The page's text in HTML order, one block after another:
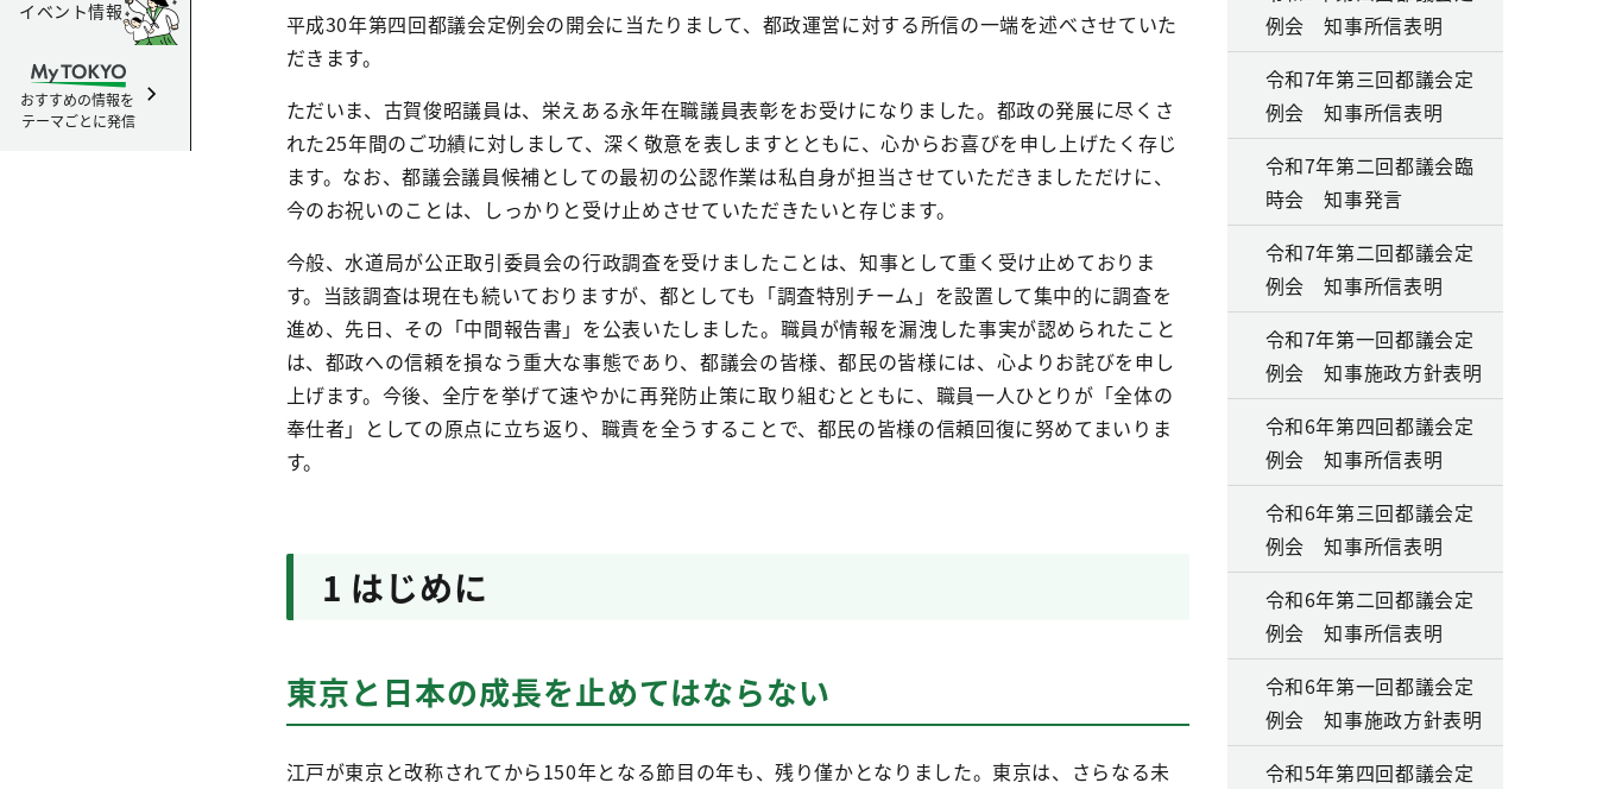
イベント情報
おすすめの情報を
テーマごとに発信
平成30年第四回都議会定例会の開会に当たりまして、都政運営に対する所信の一端を述べさせていた
だきます。
ただいま、古賀俊昭議員は、栄えある永年在職議員表彰をお受けになりました。都政の発展に尽くさ
れた25年間のご功績に対しまして、深く敬意を表しますとともに、心からお喜びを申し上げたく存じ
ます。なお、都議会議員候補としての最初の公認作業は私自身が担当させていただきましただけに、
今のお祝いのことは、しっかりと受け止めさせていただきたいと存じます。
今般、水道局が公正取引委員会の行政調査を受けましたことは、知事として重く受け止めておりま
す。当該調査は現在も続いておりますが、都としても「調査特別チーム」を設置して集中的に調査を
進め、先日、その「中間報告書」を公表いたしました。職員が情報を漏洩した事実が認められたこと
は、都政への信頼を損なう重大な事態であり、都議会の皆様、都民の皆様には、心よりお詫びを申し
上げます。今後、全庁を挙げて速やかに再発防止策に取り組むとともに、職員一人ひとりが「全体の
奉仕者」としての原点に立ち返り、職責を全うすることで、都民の皆様の信頼回復に努めてまいりま
す。
1 はじめに
東京と日本の成長を止めてはならない
江戸が東京と改称されてから150年となる節目の年も、残り僅かとなりました。東京は、さらなる未
例会 知事所信表明
令和7年第三回都議会定
例会 知事所信表明
令和7年第二回都議会臨
時会 知事発言
令和7年第二回都議会定
例会 知事所信表明
令和7年第一回都議会定
例会 知事施政方針表明
令和6年第四回都議会定
例会 知事所信表明
令和6年第三回都議会定
例会 知事所信表明
令和6年第二回都議会定
例会 知事所信表明
令和6年第一回都議会定
例会 知事施政方針表明
令和5年第四回都議会定